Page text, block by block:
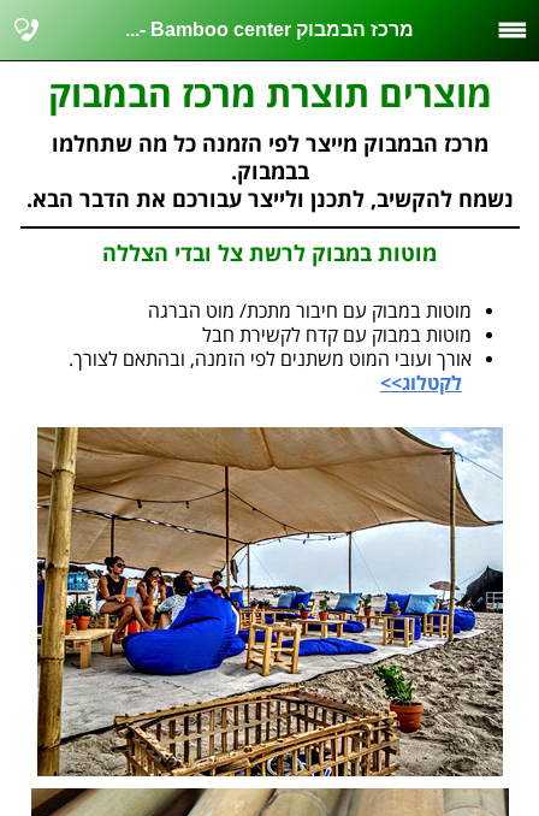
מרכז הבמבוק Bamboo center -...
מוצרים תוצרת מרכז הבמבוק
מרכז הבמבוק מייצר לפי הזמנה כל מה שתחלמו
בבמבוק.
נשמח להקשיב, לתכנן ולייצר עבורכם את הדבר הבא.
מוטות במבוק עם חיבור מתכת/ מוט הברגה
מוטות במבוק עם קדח לקשירת חבל
אורך ועובי המוט משתנים לפי הזמנה, ובהתאם לצורך.
לקטלוג>>
מוטות במבוק לרשת צל ובדי הצללה